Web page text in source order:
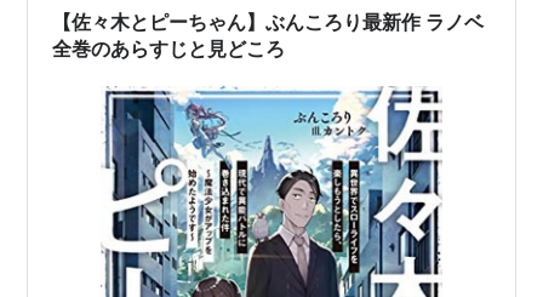
【佐々木とピーちゃん】ぶんころり最新作 ラノベ
全巻のあらすじと見どころ